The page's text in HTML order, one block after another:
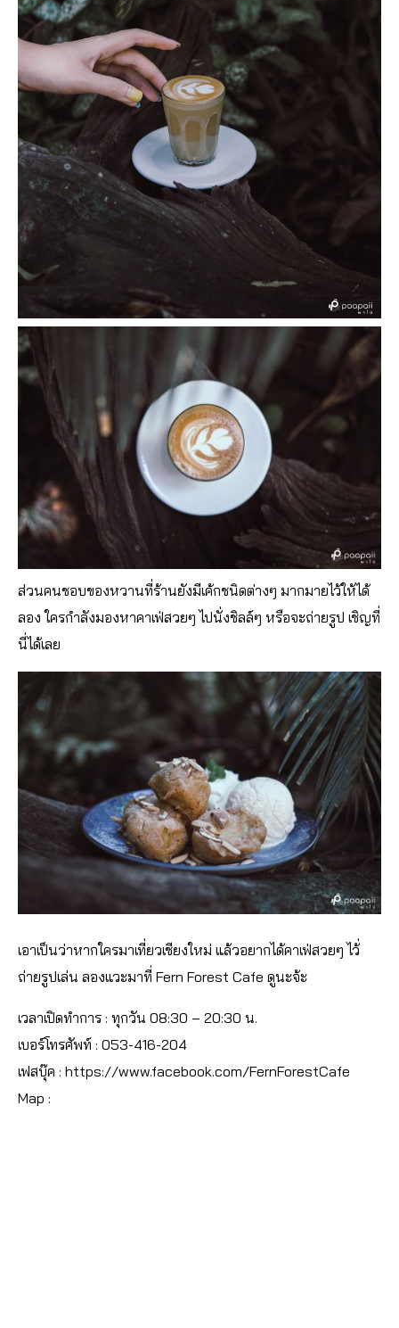
ส่วนคนชอบของหวานที่ร้านยังมีเค้กชนิดต่างๆ มากมายไว้ให้ได้
ลอง ใครกำลังมองหาคาเฟ่สวยๆ ไปนั่งชิลล์ๆ หรือจะถ่ายรูป เชิญที่
นี่ได้เลย
เอาเป็นว่าหากใครมาเที่ยวเชียงใหม่ แล้วอยากได้คาเฟ่สวยๆ ไว้่
ถ่ายรูปเล่น ลองแวะมาที่ Fern Forest Cafe ดูนะจ้ะ
เวลาเปิดทำการ : ทุกวัน 08:30 – 20:30 น.
เบอร์โทรศัพท์ : 053-416-204
เฟสบุ๊ค : https://www.facebook.com/FernForestCafe
Map :